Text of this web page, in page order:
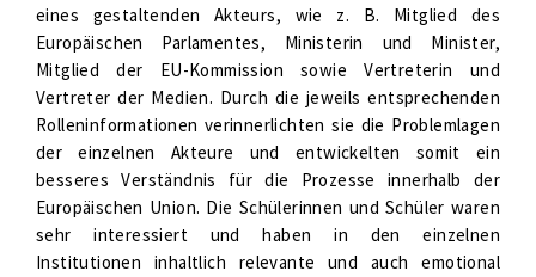
eines gestaltenden Akteurs, wie z. B. Mitglied des
Europäischen Parlamentes, Ministerin und Minister,
Mitglied der EU-Kommission sowie Vertreterin und
Vertreter der Medien. Durch die jeweils entsprechenden
Rolleninformationen verinnerlichten sie die Problemlagen
der einzelnen Akteure und entwickelten somit ein
besseres Verständnis für die Prozesse innerhalb der
Europäischen Union. Die Schülerinnen und Schüler waren
sehr interessiert und haben in den einzelnen
Institutionen inhaltlich relevante und auch emotional